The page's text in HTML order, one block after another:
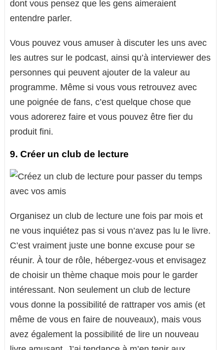
dont vous pensez que les gens aimeraient
entendre parler.
Vous pouvez vous amuser à discuter les uns avec
les autres sur le podcast, ainsi qu’à interviewer des
personnes qui peuvent ajouter de la valeur au
programme. Même si vous vous retrouvez avec
une poignée de fans, c’est quelque chose que
vous adorerez faire et vous pouvez être fier du
produit fini.
9. Créer un club de lecture
Organisez un club de lecture une fois par mois et
ne vous inquiétez pas si vous n’avez pas lu le livre.
C’est vraiment juste une bonne excuse pour se
réunir. À tour de rôle, hébergez-vous et envisagez
de choisir un thème chaque mois pour le garder
intéressant. Non seulement un club de lecture
vous donne la possibilité de rattraper vos amis (et
même de vous en faire de nouveaux), mais vous
avez également la possibilité de lire un nouveau